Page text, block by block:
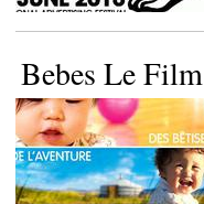
Bebes Le Film